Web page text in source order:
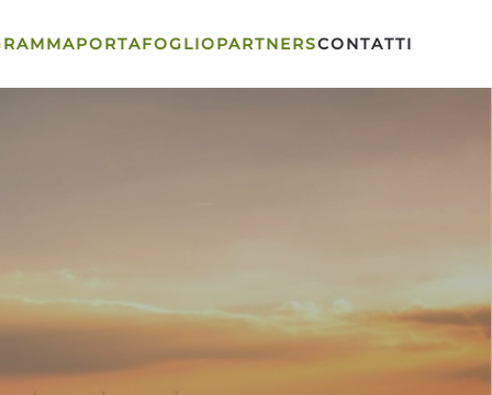
PORTAFOGLIOPARTNERSCONTATTI